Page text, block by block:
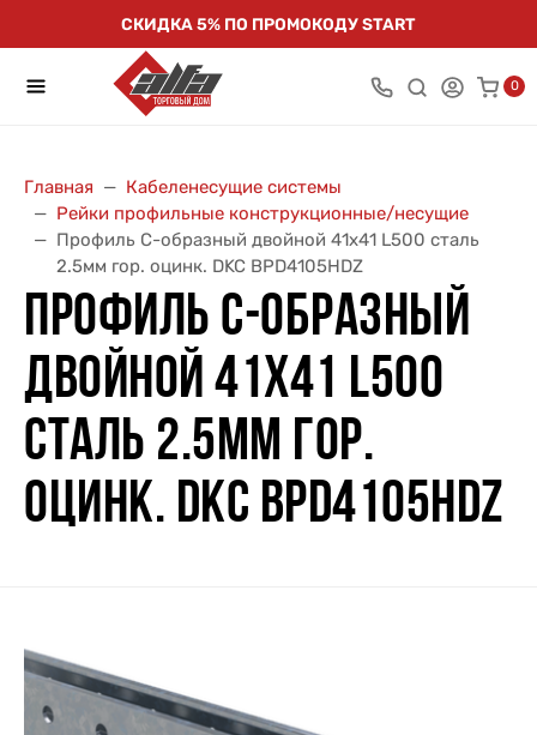
СКИДКА 5% ПО ПРОМОКОДУ START
0
Главная
Кабеленесущие системы
Рейки профильные конструкционные/несущие
Профиль С-образный двойной 41х41 L500 сталь
2.5мм гор. оцинк. DKC BPD4105HDZ
ПРОФИЛЬ С-ОБРАЗНЫЙ
ДВОЙНОЙ 41Х41 L500
СТАЛЬ 2.5ММ ГОР.
ОЦИНК. DKC BPD4105HDZ